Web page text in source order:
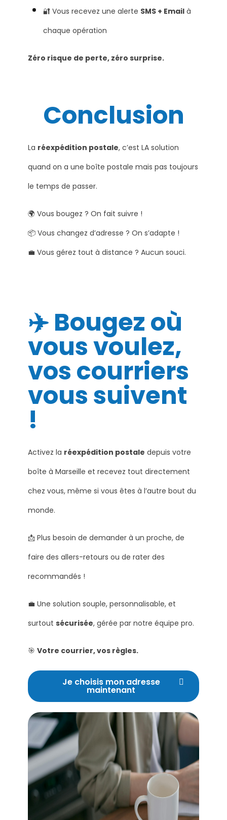
🔐 Vous recevez une alerte SMS + Email à
chaque opération
Zéro risque de perte, zéro surprise.
Conclusion
La réexpédition postale, c’est LA solution
quand on a une boîte postale mais pas toujours
le temps de passer.
🌍 Vous bougez ? On fait suivre !
📦 Vous changez d’adresse ? On s’adapte !
💼 Vous gérez tout à distance ? Aucun souci.
✈️ Bougez où
vous voulez,
vos courriers
vous suivent
!
Activez la réexpédition postale depuis votre
boîte à Marseille et recevez tout directement
chez vous, même si vous êtes à l’autre bout du
monde.
📩 Plus besoin de demander à un proche, de
faire des allers-retours ou de rater des
recommandés !
💼 Une solution souple, personnalisable, et
surtout sécurisée, gérée par notre équipe pro.
🎯 Votre courrier, vos règles.
Je choisis mon adresse
maintenant